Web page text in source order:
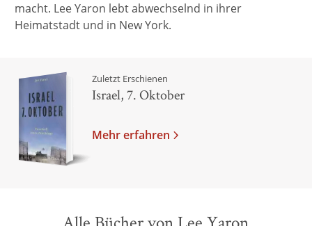
macht. Lee Yaron lebt abwechselnd in ihrer
Heimatstadt und in New York.
Zuletzt Erschienen
Israel, 7. Oktober
Mehr erfahren